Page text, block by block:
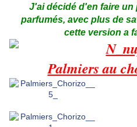
J'ai décidé d'en faire
parfumés, avec plus de
cette version a
Palmiers au